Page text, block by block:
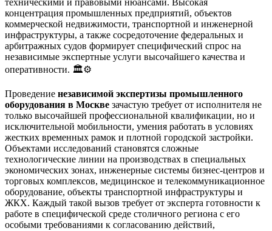
концентрация промышленных предприятий, объектов
коммерческой недвижимости, транспортной и инженерной
инфраструктуры, а также сосредоточение федеральных и
арбитражных судов формирует специфический спрос на
независимые экспертные услуги высочайшего качества и
оперативности. 🏛️⚙️
Проведение независимой экспертизы промышленного
оборудования в Москве зачастую требует от исполнителя не
только высочайшей профессиональной квалификации, но и
исключительной мобильности, умения работать в условиях
жестких временных рамок и плотной городской застройки.
Объектами исследований становятся сложные
технологические линии на производствах в специальных
экономических зонах, инженерные системы бизнес-центров и
торговых комплексов, медицинское и телекоммуникационное
оборудование, объекты транспортной инфраструктуры и
ЖКХ. Каждый такой вызов требует от эксперта готовности к
работе в специфической среде столичного региона с его
особыми требованиями к согласованию действий,